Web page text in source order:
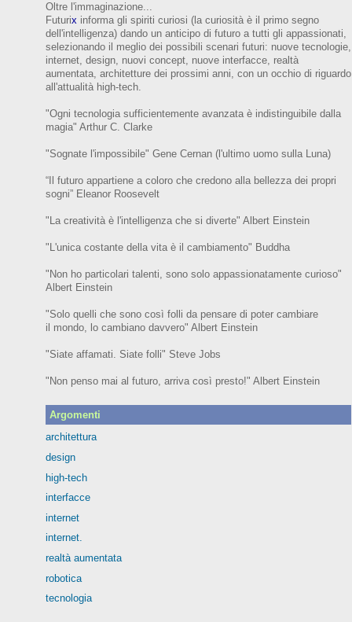
Oltre l'immaginazione...
Futurix informa gli spiriti curiosi (la curiosità è il primo segno
dell'intelligenza)dando un anticipo di futuroa tutti gli appassionati,
selezionando il meglio dei possibili scenari futuri: nuove tecnologie,
internet, design, nuovi concept, nuove interfacce, realtà
aumentata, architetture dei prossimi anni, con un occhio di riguardo
all'attualità high-tech.
"Ogni tecnologia sufficientemente avanzata è indistinguibile dalla
magia" Arthur C. Clarke
"Sognate l'impossibile" Gene Cernan (l'ultimo uomo sulla Luna)
“Il futuro appartiene a coloro che credono alla bellezza dei propri
sogni” EleanorRoosevelt
"La creatività è l'intelligenza che si diverte" Albert Einstein
"L'unica costante della vita è il cambiamento" Buddha
"Non ho particolari talenti, sono solo appassionatamente curioso"
Albert Einstein
"Solo quelli che sono così folli da pensare di poter cambiare
il mondo, lo cambiano davvero" Albert Einstein
"Siate affamati. Siate folli" Steve Jobs
"Non penso mai al futuro, arriva così presto!" Albert Einstein
Argomenti
architettura
design
high-tech
interfacce
internet
internet.
realtà aumentata
robotica
tecnologia